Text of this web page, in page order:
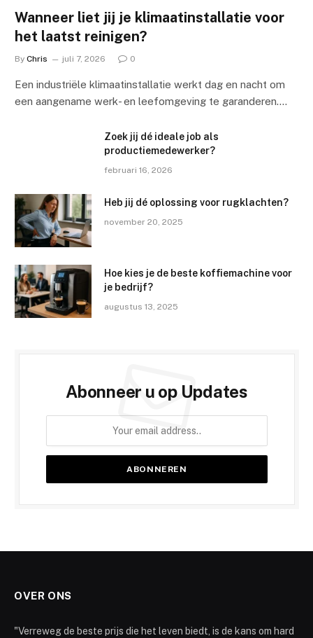
Wanneer liet jij je klimaatinstallatie voor
het laatst reinigen?
By Chris juli 7, 2026 0
Een industriële klimaatinstallatie werkt dag en nacht om
een aangename werk- en leefomgeving te garanderen.…
Zoek jij dé ideale job als
productiemedewerker?
februari 16, 2026
Heb jij dé oplossing voor rugklachten?
november 20, 2025
Hoe kies je de beste koffiemachine voor
je bedrijf?
augustus 13, 2025
Abonneer u op Updates
OVER ONS
"Verreweg de beste prijs die het leven biedt, is de kans om hard